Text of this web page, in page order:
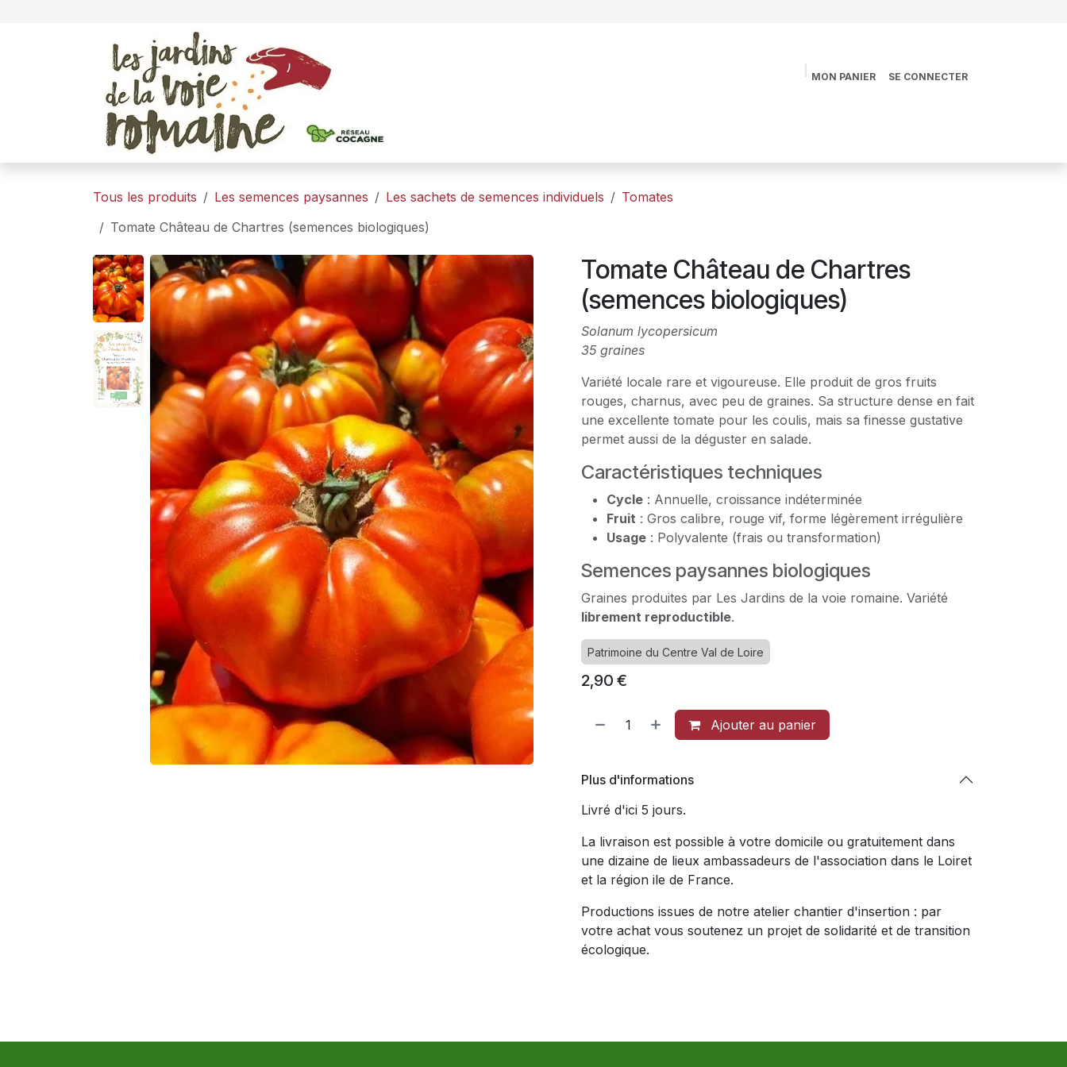
MON PANIER SE CONNECTER
Tous les produits Les semences paysannes Les sachets de semences individuels
Tomates
Tomate Château de Chartres (semences biologiques)
Tomate Château de Chartres
(semences biologiques)
Solanum lycopersicum
35 graines
Variété locale rare et vigoureuse. Elle produit de gros fruits
rouges, charnus, avec peu de graines. Sa structure dense en fait
une excellente tomate pour les coulis, mais sa finesse gustative
permet aussi de la déguster en salade.
Caractéristiques techniques
Cycle : Annuelle, croissance indéterminée
Fruit : Gros calibre, rouge vif, forme légèrement irrégulière
Usage : Polyvalente (frais ou transformation)
Semences paysannes biologiques
Graines produites par Les Jardins de la voie romaine. Variété
librement reproductible.
Patrimoine du Centre Val de Loire
2,90 €
Ajouter au panier
Plus d'informations
Livré d'ici 5 jours.
La livraison est possible à votre domicile ou gratuitement dans
une dizaine de lieux ambassadeurs de l'association dans le Loiret
et la région ile de France.
Productions issues de notre atelier chantier d'insertion : par
votre achat vous soutenez un projet de solidarité et de transition
écologique.